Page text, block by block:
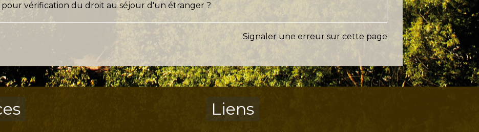
vérification du droit au séjour d'un étranger ?
Signaler une erreur sur cette page
Liens